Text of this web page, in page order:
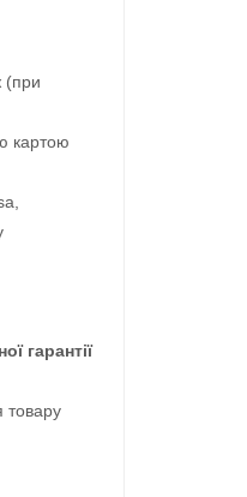
(при
картою
гарантії
товару